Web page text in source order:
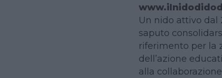
Un nido attivo dal
saputo
riferimento per la
dell’azione
alla